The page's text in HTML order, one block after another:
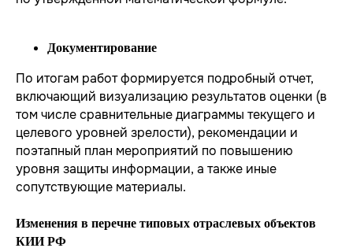
Документирование
По итогам работ формируется подробный отчет,
включающий визуализацию результатов оценки (в
том числе сравнительные диаграммы текущего и
целевого уровней зрелости), рекомендации и
поэтапный план мероприятий по повышению
уровня защиты информации, а также иные
сопутствующие материалы.
Изменения в перечне типовых отраслевых объектов
КИИ РФ
Анти-DDoS
Compromise Assessment
инцидентов ИБ
Цифровой рубль
Экспресс-повышение уровня
защищенности
Сетевая безопасность
Построение СОИБ
Автоматизация управления ИБ